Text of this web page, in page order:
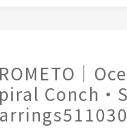
｜
Conch・